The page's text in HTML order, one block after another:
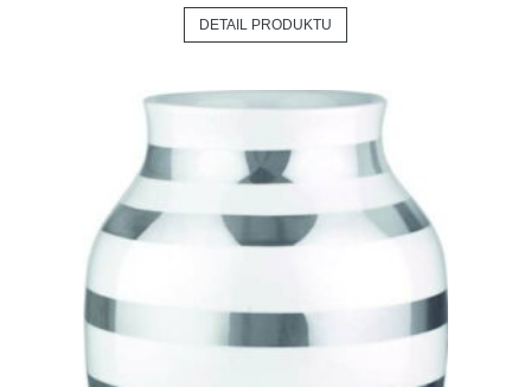
DETAIL PRODUKTU